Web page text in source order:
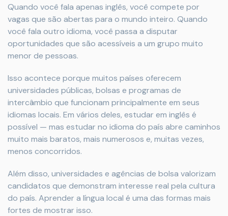
Quando você fala apenas inglês, você compete por
vagas que são abertas para o mundo inteiro. Quando
você fala outro idioma, você passa a disputar
oportunidades que são acessíveis a um grupo muito
menor de pessoas.
Isso acontece porque muitos países oferecem
universidades públicas, bolsas e programas de
intercâmbio que funcionam principalmente em seus
idiomas locais. Em vários deles, estudar em inglês é
possível — mas estudar no idioma do país abre caminhos
muito mais baratos, mais numerosos e, muitas vezes,
menos concorridos.
Além disso, universidades e agências de bolsa valorizam
candidatos que demonstram interesse real pela cultura
do país. Aprender a língua local é uma das formas mais
fortes de mostrar isso.